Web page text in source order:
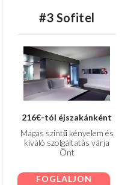
#3 Sofitel
216€-tól éjszakánként
Magas szintű kényelem és
kiváló szolgáltatás várja
Önt
FOGLALJON